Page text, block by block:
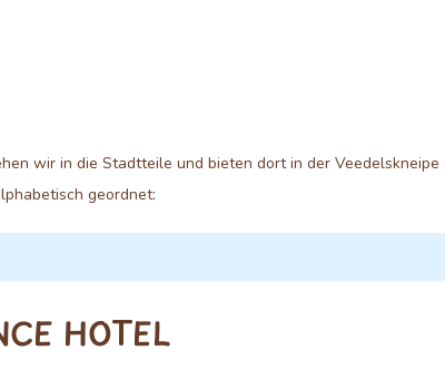
wir in die Stadtteile und bieten dort in der
geordnet:
HOTEL